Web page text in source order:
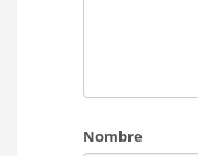
Nombre